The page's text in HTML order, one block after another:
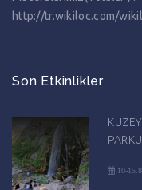
http://tr.wikiloc.com/
Son Etkinlikler
10-